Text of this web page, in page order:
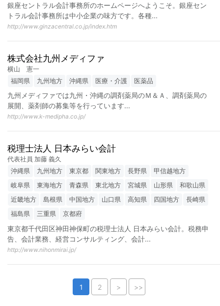
銀座セントラル会計事務所のホームページへようこそ。銀座セン
トラル会計事務所は中小企業の味方です。各種...
http://www.ginzacentral.co.jp/index.htm
株式会社九州メディファ
横山 憲一
福岡県
九州地方 沖縄県 医療・介護 医薬品
九州メディファでは九州・沖縄の調剤薬局のＭ＆Ａ、調剤薬局の
展開、薬剤師の募集等を行っています...
http://www.k-medipha.co.jp/
税理士法人 日本みらい会計
代表社員 加藤 義久
沖縄県
九州地方 東京都 関東地方 長野県
甲信越地方
岐阜県
東海地方 青森県 東北地方 宮城県 山形県
和歌山県
近畿地方
島根県 中国地方 山口県 高知県 四国地方
長崎県
福島県
三重県 京都府
東京都千代田区神田神保町の税理士法人 日本みらい会計。税務申
告、会計業務、経営コンサルティング、会計...
http://www.nihonmirai.jp/
1 2 > >>